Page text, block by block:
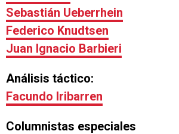
Sebastián Ueberrhein
Federico Knudtsen
Juan Ignacio Barbieri
Análisis táctico:
Facundo Iribarren
Columnistas especiales